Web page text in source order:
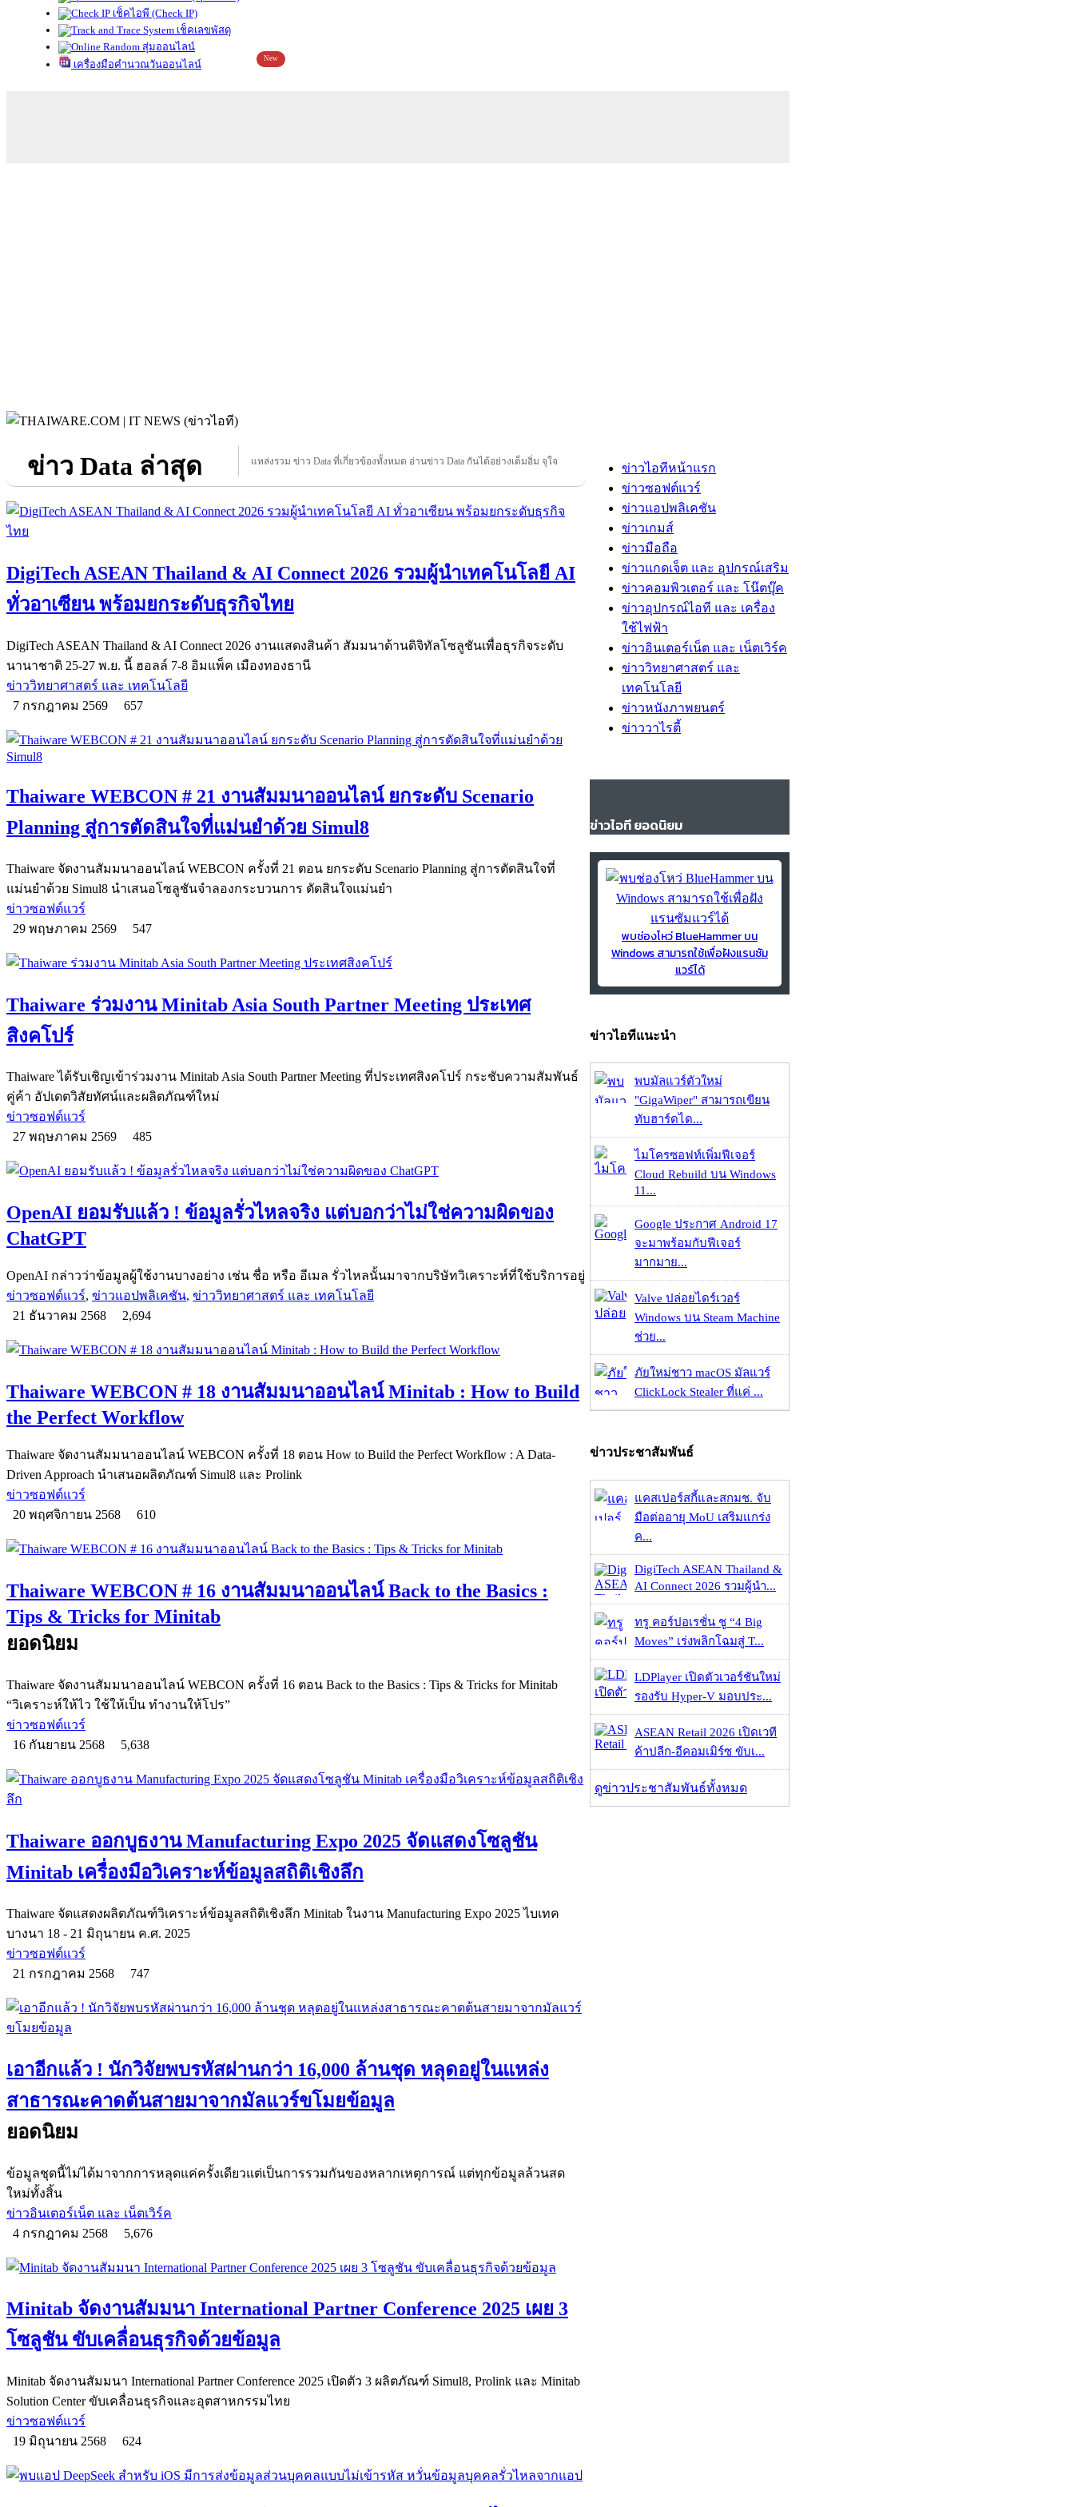
เช็คไอพี (Check IP)
เช็คเลขพัสดุ
สุ่มออนไลน์
เครื่องมือคำนวณวันออนไลน์
New
ข่าว Data ล่าสุด แหล่งรวม ข่าว Data ที่เกี่ยวข้องทั้งหมด อ่านข่าว Data กันได้อย่างเต็มอิ่ม จุใจ
DigiTech ASEAN Thailand & AI Connect 2026 รวมผู้นำเทคโนโลยี AI
ทั่วอาเซียน พร้อมยกระดับธุรกิจไทย
DigiTech ASEAN Thailand & AI Connect 2026 งานแสดงสินค้า สัมมนาด้านดิจิทัลโซลูชันเพื่อธุรกิจระดับ
นานาชาติ 25-27 พ.ย. นี้ ฮอลล์ 7-8 อิมแพ็ค เมืองทองธานี
ข่าววิทยาศาสตร์ และ เทคโนโลยี
7 กรกฎาคม 2569
657
Thaiware WEBCON # 21 งานสัมมนาออนไลน์ ยกระดับ Scenario
Planning สู่การตัดสินใจที่แม่นยำด้วย Simul8
Thaiware จัดงานสัมมนาออนไลน์ WEBCON ครั้งที่ 21 ตอน ยกระดับ Scenario Planning สู่การตัดสินใจที่
แม่นยำด้วย Simul8 นำเสนอโซลูชันจำลองกระบวนการ ตัดสินใจแม่นยำ
ข่าวซอฟต์แวร์
29 พฤษภาคม 2569
547
Thaiware ร่วมงาน Minitab Asia South Partner Meeting ประเทศ
สิงคโปร์
Thaiware ได้รับเชิญเข้าร่วมงาน Minitab Asia South Partner Meeting ที่ประเทศสิงคโปร์ กระชับความสัมพันธ์
คู่ค้า อัปเดตวิสัยทัศน์และผลิตภัณฑ์ใหม่
ข่าวซอฟต์แวร์
27 พฤษภาคม 2569
485
OpenAI ยอมรับแล้ว ! ข้อมูลรั่วไหลจริง แต่บอกว่าไม่ใช่ความผิดของ
ChatGPT
OpenAI กล่าวว่าข้อมูลผู้ใช้งานบางอย่าง เช่น ชื่อ หรือ อีเมล รั่วไหลนั้นมาจากบริษัทวิเคราะห์ที่ใช้บริการอยู่
ข่าวซอฟต์แวร์, ข่าวแอปพลิเคชัน, ข่าววิทยาศาสตร์ และ เทคโนโลยี
21 ธันวาคม 2568
2,694
Thaiware WEBCON # 18 งานสัมมนาออนไลน์ Minitab : How to Build
the Perfect Workflow
Thaiware จัดงานสัมมนาออนไลน์ WEBCON ครั้งที่ 18 ตอน How to Build the Perfect Workflow : A Data-
Driven Approach นำเสนอผลิตภัณฑ์ Simul8 และ Prolink
ข่าวซอฟต์แวร์
20 พฤศจิกายน 2568
610
Thaiware WEBCON # 16 งานสัมมนาออนไลน์ Back to the Basics :
Tips & Tricks for Minitab
ยอดนิยม
Thaiware จัดงานสัมมนาออนไลน์ WEBCON ครั้งที่ 16 ตอน Back to the Basics : Tips & Tricks for Minitab
“วิเคราะห์ให้ไว ใช้ให้เป็น ทำงานให้โปร”
ข่าวซอฟต์แวร์
16 กันยายน 2568
5,638
Thaiware ออกบูธงาน Manufacturing Expo 2025 จัดแสดงโซลูชัน
Minitab เครื่องมือวิเคราะห์ข้อมูลสถิติเชิงลึก
Thaiware จัดแสดงผลิตภัณฑ์วิเคราะห์ข้อมูลสถิติเชิงลึก Minitab ในงาน Manufacturing Expo 2025 ไบเทค
บางนา 18 - 21 มิถุนายน ค.ศ. 2025
ข่าวซอฟต์แวร์
21 กรกฎาคม 2568
747
เอาอีกแล้ว ! นักวิจัยพบรหัสผ่านกว่า 16,000 ล้านชุด หลุดอยู่ในแหล่ง
สาธารณะคาดต้นสายมาจากมัลแวร์ขโมยข้อมูล
ยอดนิยม
ข้อมูลชุดนี้ไม่ได้มาจากการหลุดแค่ครั้งเดียวแต่เป็นการรวมกันของหลากเหตุการณ์ แต่ทุกข้อมูลล้วนสด
ใหม่ทั้งสิ้น
ข่าวอินเตอร์เน็ต และ เน็ตเวิร์ค
4 กรกฎาคม 2568
5,676
Minitab จัดงานสัมมนา International Partner Conference 2025 เผย 3
โซลูชัน ขับเคลื่อนธุรกิจด้วยข้อมูล
Minitab จัดงานสัมมนา International Partner Conference 2025 เปิดตัว 3 ผลิตภัณฑ์ Simul8, Prolink และ Minitab
Solution Center ขับเคลื่อนธุรกิจและอุตสาหกรรมไทย
ข่าวซอฟต์แวร์
19 มิถุนายน 2568
624
ข่าวไอทีหน้าแรก
ข่าวซอฟต์แวร์
ข่าวแอปพลิเคชัน
ข่าวเกมส์
ข่าวมือถือ
ข่าวแกดเจ็ต และ อุปกรณ์เสริม
ข่าวคอมพิวเตอร์ และ โน๊ตบุ๊ค
ข่าวอุปกรณ์ไอที และ เครื่อง
ใช้ไฟฟ้า
ข่าวอินเตอร์เน็ต และ เน็ตเวิร์ค
ข่าววิทยาศาสตร์ และ
เทคโนโลยี
ข่าวหนังภาพยนตร์
ข่าววาไรตี้
ข่าวไอที ยอดนิยม
พบช่องโหว่ BlueHammer บน
Windows สามารถใช้เพื่อฝังแรนซัม
แวร์ได้
ข่าวไอทีแนะนำ
พบมัลแวร์ตัวใหม่
"GigaWiper" สามารถเขียน
ทับฮาร์ดได...
ไมโครซอฟท์เพิ่มฟีเจอร์
Cloud Rebuild บน Windows
11...
Google ประกาศ Android 17
จะมาพร้อมกับฟีเจอร์
มากมาย...
Valve ปล่อยไดร์เวอร์
Windows บน Steam Machine
ช่วย...
ภัยใหม่ชาว macOS มัลแวร์
ClickLock Stealer ที่แค่ ...
ข่าวประชาสัมพันธ์
แคสเปอร์สกี้และสกมช. จับ
มือต่ออายุ MoU เสริมแกร่ง
ค...
DigiTech ASEAN Thailand &
AI Connect 2026 รวมผู้นำ...
ทรู คอร์ปอเรชั่น ชู “4 Big
Moves” เร่งพลิกโฉมสู่ T...
LDPlayer เปิดตัวเวอร์ชันใหม่
รองรับ Hyper-V มอบประ...
ASEAN Retail 2026 เปิดเวที
ค้าปลีก-อีคอมเมิร์ซ ขับเ...
ดูข่าวประชาสัมพันธ์ทั้งหมด